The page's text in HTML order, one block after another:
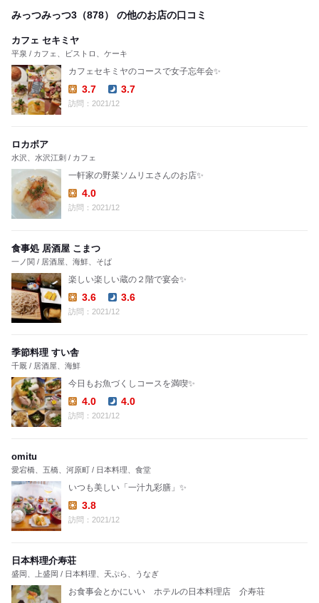
みっつみっつ3（878） の他のお店の口コミ
カフェ セキミヤ
平泉 / カフェ、ビストロ、ケーキ
カフェセキミヤのコースで女子忘年会✨
Lunch:
3.7 3.7
訪問：2021/12
ロカボア
水沢、水沢江刺 / カフェ
一軒家の野菜ソムリエさんのお店✨
Lunch:
4.0
訪問：2021/12
食事処 居酒屋 こまつ
一ノ関 / 居酒屋、海鮮、そば
楽しい楽しい蔵の２階で宴会✨
Lunch:
3.6 3.6
訪問：2021/12
季節料理 すい舎
千厩 / 居酒屋、海鮮
今日もお魚づくしコースを満喫✨
Lunch:
4.0 4.0
訪問：2021/12
omitu
愛宕橋、五橋、河原町 / 日本料理、食堂
いつも美しい「一汁九彩膳」✨
Lunch:
3.8
訪問：2021/12
日本料理介寿荘
盛岡、上盛岡 / 日本料理、天ぷら、うなぎ
お食事会とかにいい ホテルの日本料理店 介寿荘